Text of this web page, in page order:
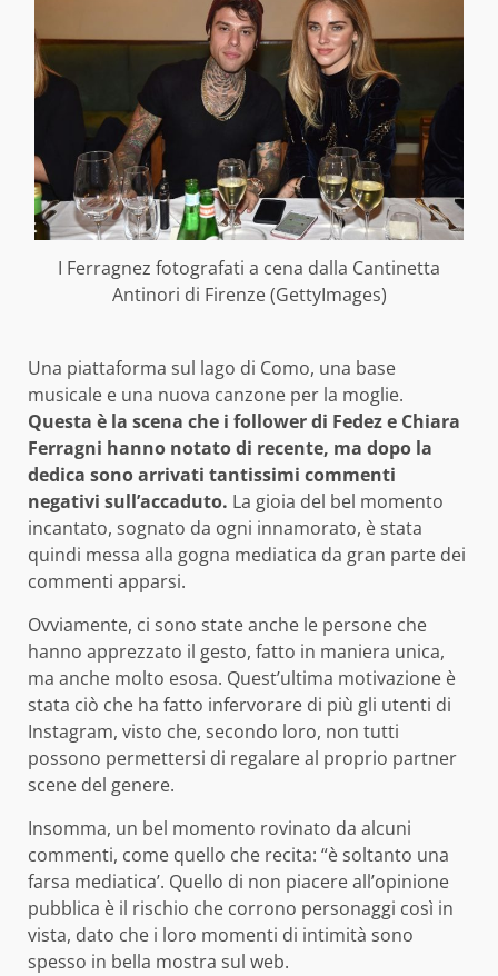
I Ferragnez fotografati a cena dalla Cantinetta
Antinori di Firenze (GettyImages)
Una piattaforma sul lago di Como, una base
musicale e una nuova canzone per la moglie.
Questa è la scena che i follower di Fedez e Chiara
Ferragni hanno notato di recente, ma dopo la
dedica sono arrivati tantissimi commenti
negativi sull’accaduto. La gioia del bel momento
incantato, sognato da ogni innamorato, è stata
quindi messa alla gogna mediatica da gran parte dei
commenti apparsi.
Ovviamente, ci sono state anche le persone che
hanno apprezzato il gesto, fatto in maniera unica,
ma anche molto esosa. Quest’ultima motivazione è
stata ciò che ha fatto infervorare di più gli utenti di
Instagram, visto che, secondo loro, non tutti
possono permettersi di regalare al proprio partner
scene del genere.
Insomma, un bel momento rovinato da alcuni
commenti, come quello che recita: “è soltanto una
farsa mediatica’. Quello di non piacere all’opinione
pubblica è il rischio che corrono personaggi così in
vista, dato che i loro momenti di intimità sono
spesso in bella mostra sul web.